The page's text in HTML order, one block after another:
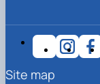
Site map